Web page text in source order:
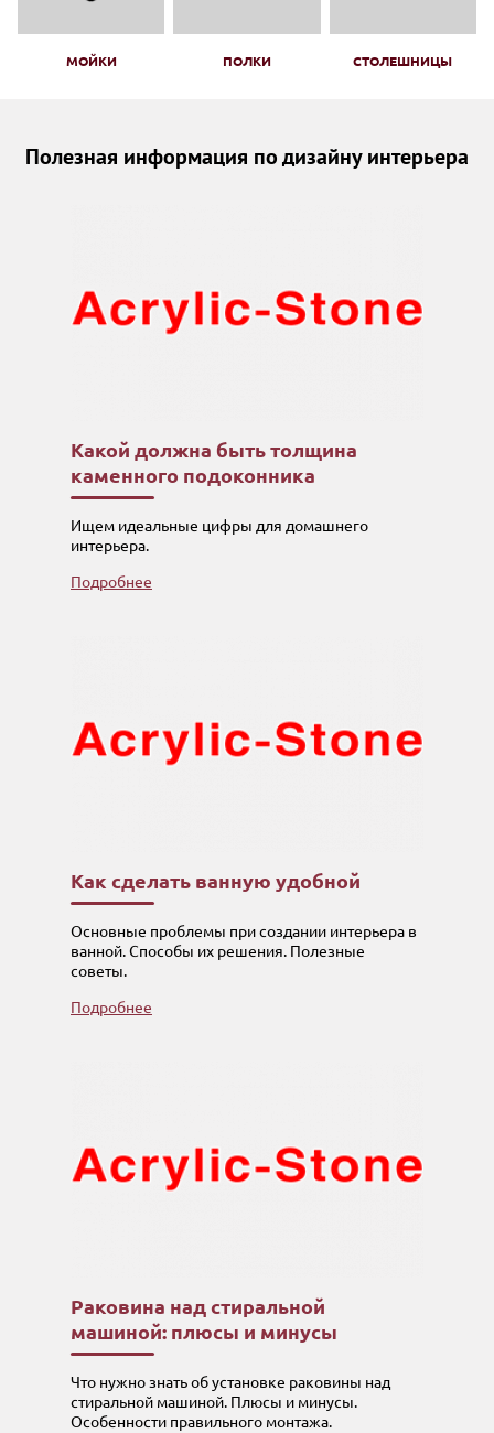
МОЙКИ ПОЛКИ СТОЛЕШНИЦЫ
Полезная информация по дизайну интерьера
Какой должна быть толщина
каменного подоконника
Ищем идеальные цифры для домашнего
интерьера.
Подробнее
Как сделать ванную удобной
Основные проблемы при создании интерьера в
ванной. Способы их решения. Полезные
советы.
Подробнее
Раковина над стиральной
машиной: плюсы и минусы
Что нужно знать об установке раковины над
стиральной машиной. Плюсы и минусы.
Особенности правильного монтажа.